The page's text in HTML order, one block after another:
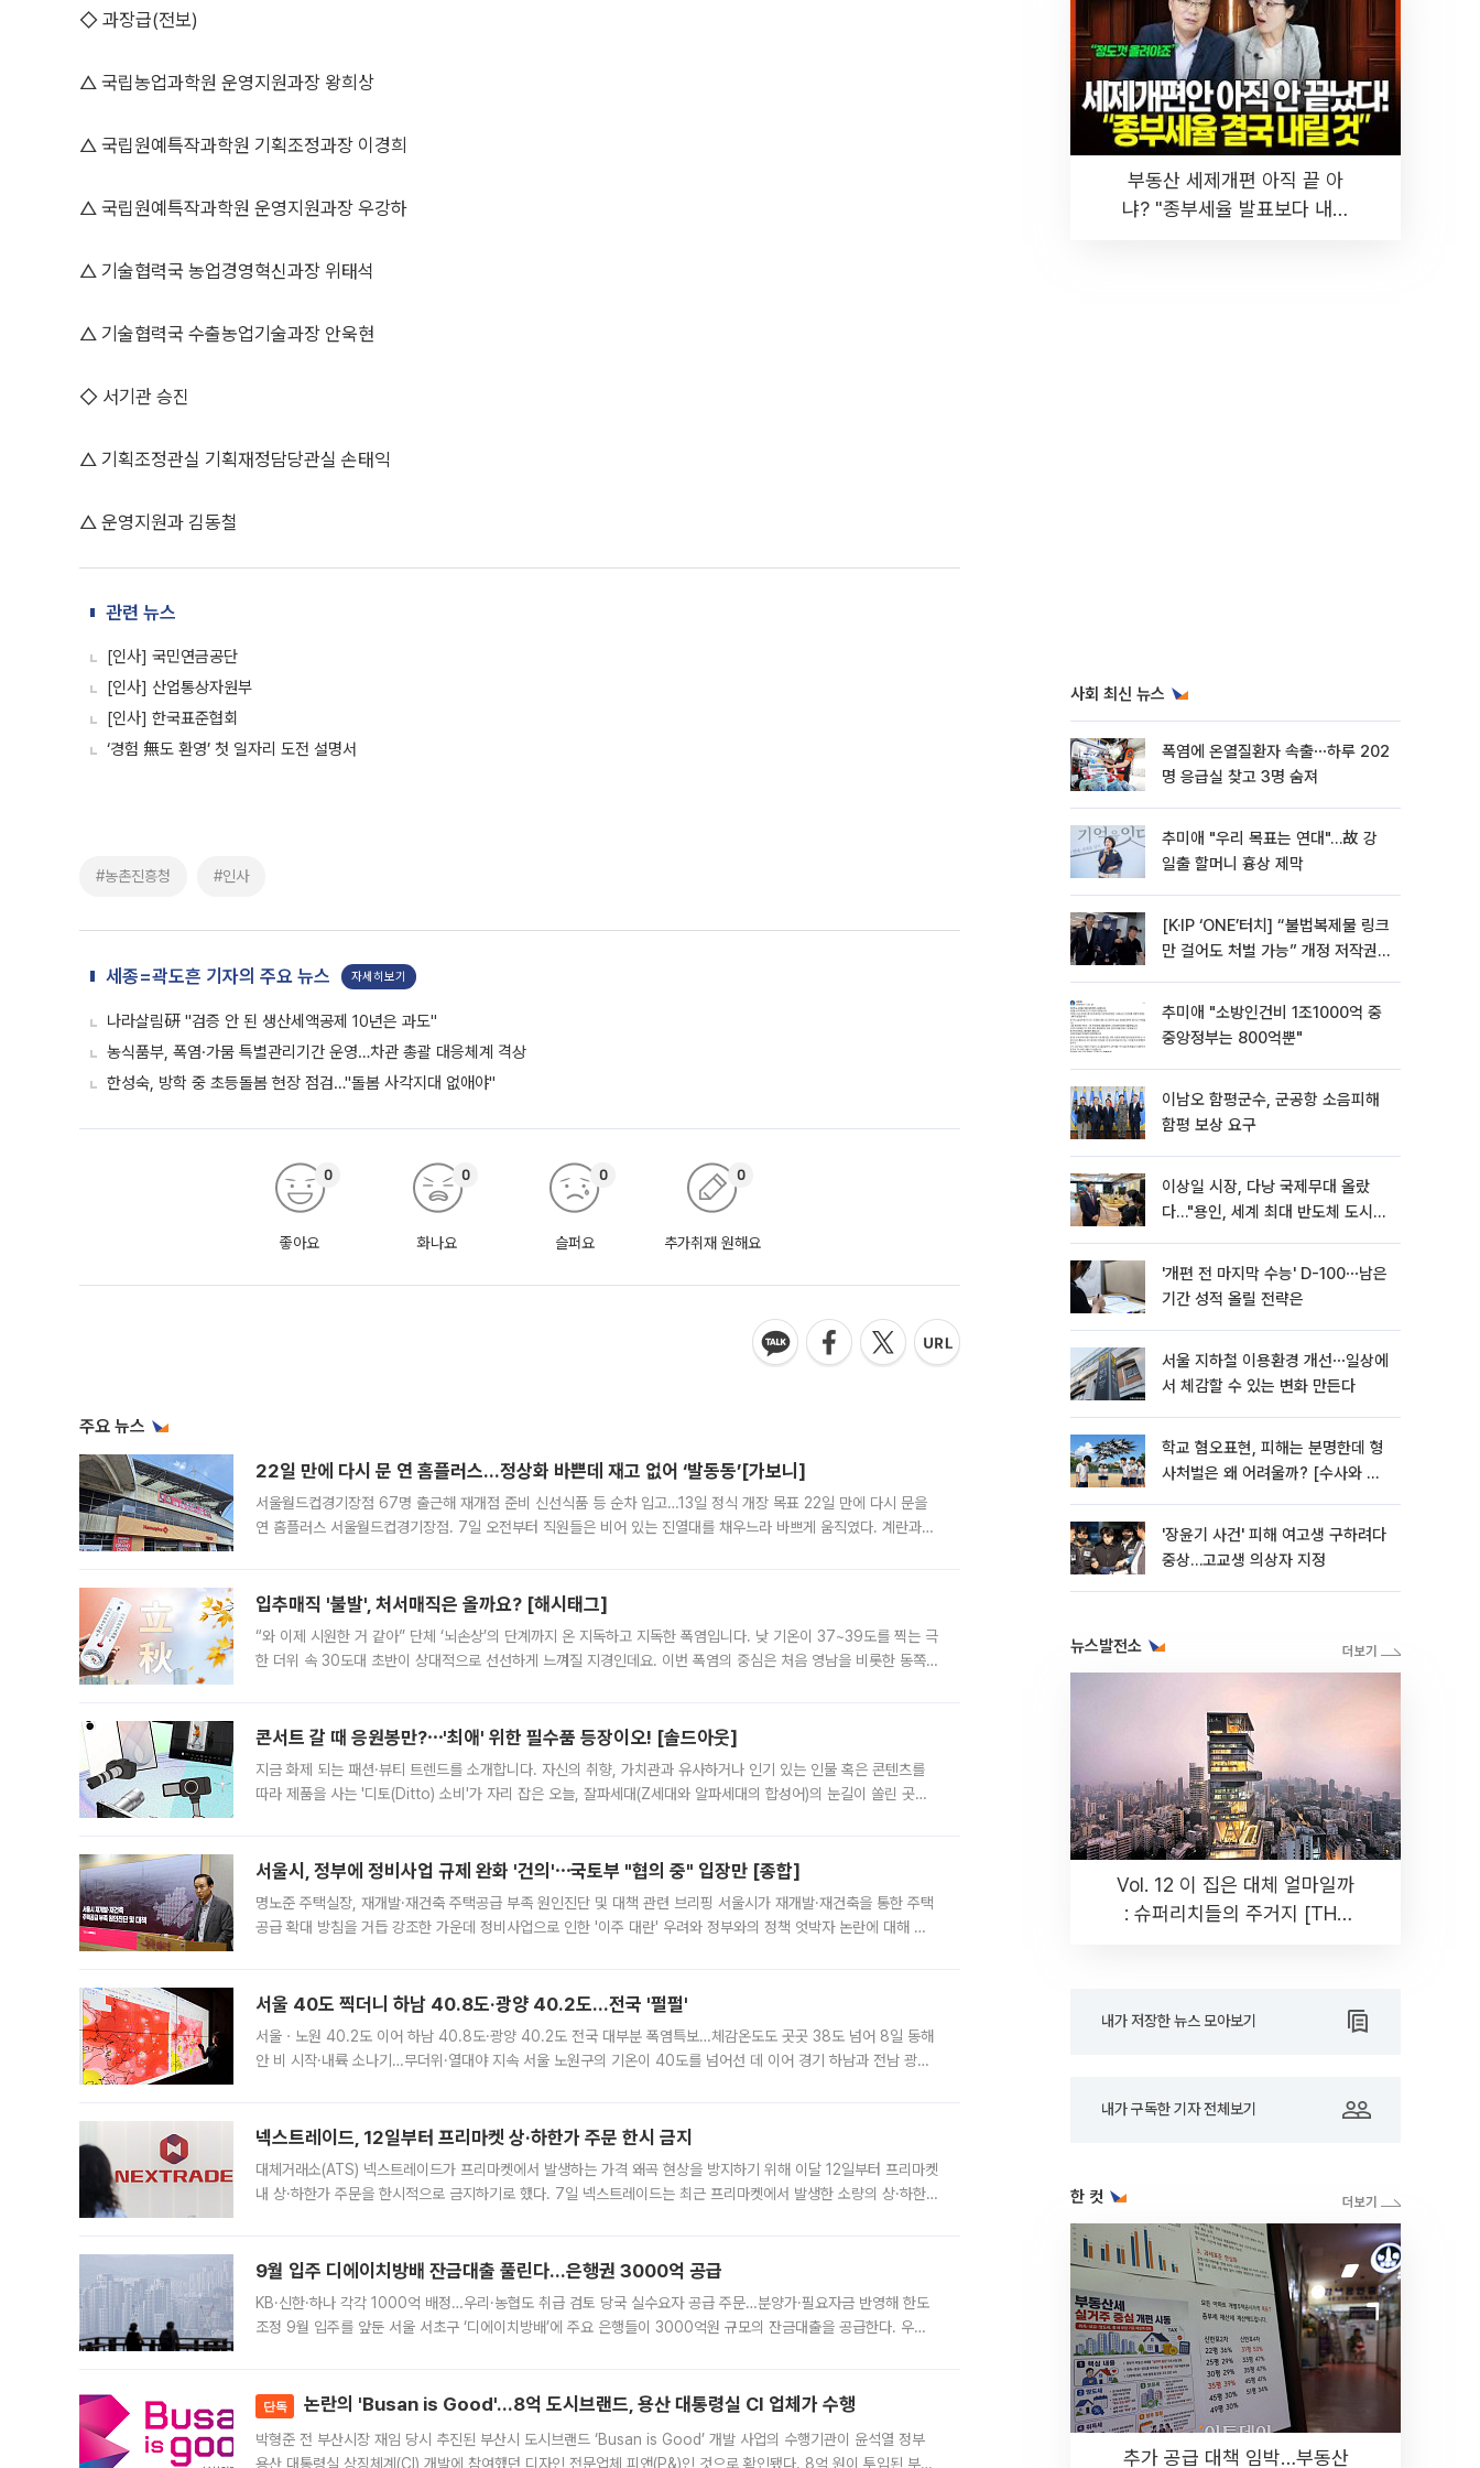
◇ 과장급(전보)
△ 국립농업과학원 운영지원과장 왕희상
△ 국립원예특작과학원 기획조정과장 이경희
△ 국립원예특작과학원 운영지원과장 우강하
△ 기술협력국 농업경영혁신과장 위태석
△ 기술협력국 수출농업기술과장 안욱현
◇ 서기관 승진
△ 기획조정관실 기획재정담당관실 손태익
△ 운영지원과 김동철
관련 뉴스
[인사] 국민연금공단
[인사] 산업통상자원부
[인사] 한국표준협회
‘경험 無도 환영’ 첫 일자리 도전 설명서
#농촌진흥청 #인사
세종=곽도흔 기자의 주요 뉴스 자세히보기
나라살림硏 "검증 안 된 생산세액공제 10년은 과도"
농식품부, 폭염·가뭄 특별관리기간 운영…차관 총괄 대응체계 격상
한성숙, 방학 중 초등돌봄 현장 점검…"돌봄 사각지대 없애야"
좋아요
0
화나요
0
슬퍼요
0
추가취재 원해요
0
주요 뉴스
22일 만에 다시 문 연 홈플러스…정상화 바쁜데 재고 없어 ‘발동동’[가보니]
서울월드컵경기장점 67명 출근해 재개점 준비 신선식품 등 순차 입고…13일 정식 개장 목표 22일 만에 다시 문을
연 홈플러스 서울월드컵경기장점. 7일 오전부터 직원들은 비어 있는 진열대를 채우느라 바쁘게 움직였다. 계란과
입추매직 '불발', 처서매직은 올까요? [해시태그]
“와 이제 시원한 거 같아” 단체 ‘뇌손상’의 단계까지 온 지독하고 지독한 폭염입니다. 낮 기온이 37~39도를 찍는 극
한 더위 속 30도대 초반이 상대적으로 선선하게 느껴질 지경인데요. 이번 폭염의 중심은 처음 영남을 비롯한 동쪽
콘서트 갈 때 응원봉만?⋯'최애' 위한 필수품 등장이오! [솔드아웃]
지금 화제 되는 패션·뷰티 트렌드를 소개합니다. 자신의 취향, 가치관과 유사하거나 인기 있는 인물 혹은 콘텐츠를
따라 제품을 사는 '디토(Ditto) 소비'가 자리 잡은 오늘, 잘파세대(Z세대와 알파세대의 합성어)의 눈길이 쏠린 곳은
서울시, 정부에 정비사업 규제 완화 '건의'⋯국토부 "협의 중" 입장만 [종합]
명노준 주택실장, 재개발·재건축 주택공급 부족 원인진단 및 대책 관련 브리핑 서울시가 재개발·재건축을 통한 주택
공급 확대 방침을 거듭 강조한 가운데 정비사업으로 인한 '이주 대란' 우려와 정부와의 정책 엇박자 논란에 대해 정
서울 40도 찍더니 하남 40.8도·광양 40.2도…전국 '펄펄'
서울ㆍ노원 40.2도 이어 하남 40.8도·광양 40.2도 전국 대부분 폭염특보…체감온도도 곳곳 38도 넘어 8일 동해
안 비 시작·내륙 소나기…무더위·열대야 지속 서울 노원구의 기온이 40도를 넘어선 데 이어 경기 하남과 전남 광양
넥스트레이드, 12일부터 프리마켓 상·하한가 주문 한시 금지
대체거래소(ATS) 넥스트레이드가 프리마켓에서 발생하는 가격 왜곡 현상을 방지하기 위해 이달 12일부터 프리마켓
내 상·하한가 주문을 한시적으로 금지하기로 했다. 7일 넥스트레이드는 최근 프리마켓에서 발생한 소량의 상·하한
9월 입주 디에이치방배 잔금대출 풀린다…은행권 3000억 공급
KB·신한·하나 각각 1000억 배정…우리·농협도 취급 검토 당국 실수요자 공급 주문…분양가·필요자금 반영해 한도
조정 9월 입주를 앞둔 서울 서초구 ‘디에이치방배’에 주요 은행들이 3000억원 규모의 잔금대출을 공급한다. 우리
단독 논란의 'Busan is Good'…8억 도시브랜드, 용산 대통령실 CI 업체가 수행
박형준 전 부산시장 재임 당시 추진된 부산시 도시브랜드 ‘Busan is Good’ 개발 사업의 수행기관이 윤석열 정부
용산 대통령실 상징체계(CI) 개발에 참여했던 디자인 전문업체 피앤(P&)인 것으로 확인됐다. 8억 원이 투입된 부산
부동산 세제개편 아직 끝 아
냐? "종부세율 발표보다 내릴
사회 최신 뉴스
폭염에 온열질환자 속출⋯하루 202
명 응급실 찾고 3명 숨져
추미애 "우리 목표는 연대"…故 강
일출 할머니 흉상 제막
[K·IP ‘ONE’터치] “불법복제물 링크
만 걸어도 처벌 가능” 개정 저작권
추미애 "소방인건비 1조1000억 중
중앙정부는 800억뿐"
이남오 함평군수, 군공항 소음피해
함평 보상 요구
이상일 시장, 다낭 국제무대 올랐
다…"용인, 세계 최대 반도체 도시
'개편 전 마지막 수능' D-100⋯남은
기간 성적 올릴 전략은
서울 지하철 이용환경 개선⋯일상에
서 체감할 수 있는 변화 만든다
학교 혐오표현, 피해는 분명한데 형
사처벌은 왜 어려울까? [수사와 재
'장윤기 사건' 피해 여고생 구하려다
중상…고교생 의상자 지정
뉴스발전소
Vol. 12 이 집은 대체 얼마일까
: 슈퍼리치들의 주거지 [THE
내가 저장한 뉴스 모아보기
내가 구독한 기자 전체보기
한 컷
추가 공급 대책 임박…부동산